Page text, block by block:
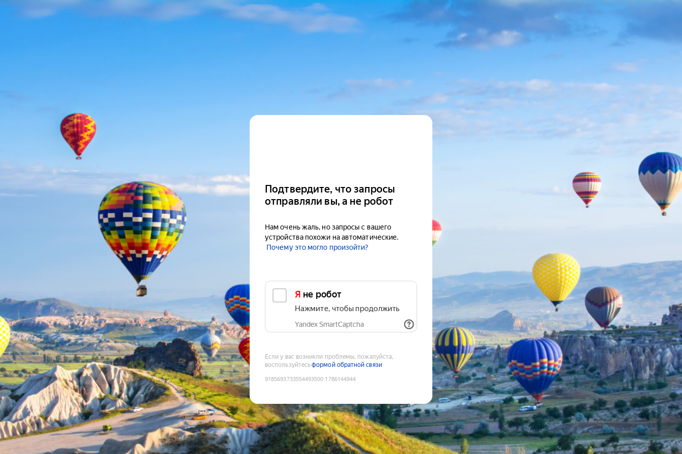
Подтвердите, что запросы
отправляли вы, а не робот
Нам очень жаль, но запросы с вашего
устройства похожи на автоматические.
Почему это могло произойти?
Я не робот
Нажмите, чтобы продолжить
Yandex SmartCaptcha
Если у вас возникли проблемы, пожалуйста,
воспользуйтесьформой обратной связи
9185693733554493500:1786144944